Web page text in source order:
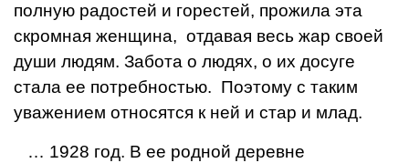
полную радостей и горестей, прожила эта
скромная женщина, отдавая весь жар своей
души людям. Забота о людях, о их досуге
стала ее потребностью. Поэтому с таким
уважением относятся к ней и стар и млад.
… 1928 год. В ее родной деревне